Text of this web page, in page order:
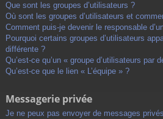
Que sont les groupes d’utilisateurs ?
Où sont les groupes d’utilisateurs et
Comment puis-je devenir le responsable
Pourquoi certains groupes d’utilisateurs
différente ?
Qu’est-ce qu’un « groupe d’utilisateurs par
Qu’est-ce que le lien « L’équipe » ?
Messagerie privée
Je ne peux pas envoyer de messages